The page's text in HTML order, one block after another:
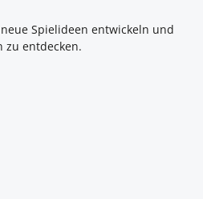
Spielideen entwickeln und
zu entdecken.